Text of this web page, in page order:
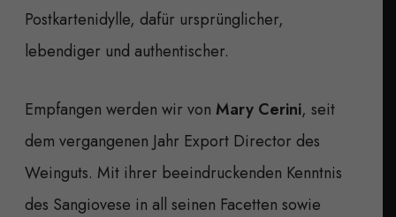
Postkartenidylle, dafür ursprünglicher,
lebendiger und authentischer.
Empfangen werden wir von Mary Cerini, seit
dem vergangenen Jahr Export Director des
Weinguts. Mit ihrer beeindruckenden Kenntnis
des Sangiovese in all seinen Facetten sowie